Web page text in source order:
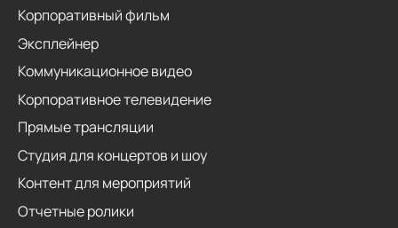
Корпоративный фильм
Эксплейнер
Коммуникационное видео
Корпоративное телевидение
Прямые трансляции
Студия для концертов и шоу
Контент для мероприятий
Отчетные ролики